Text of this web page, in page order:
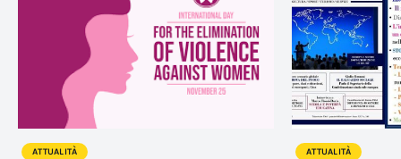
ATTUALITÀ ATTUALITÀ